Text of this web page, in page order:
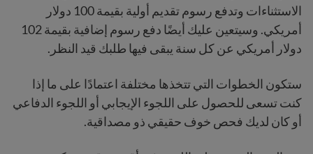
الاستثناءات وتدفع رسوم تقديم أولية بقيمة 100 دولار
أمريكي. وسيتعين عليك أيضًا دفع رسوم إضافية بقيمة 102
دولار أمريكي عن كل سنة يبقى فيها طلبك قيد النظر.
ستكون الخطوات التي تتخذها مختلفة اعتمادًا على ما إذا
كنت تسعى للحصول على اللجوء الإيجابي أو اللجوء الدفاعي
أو كان لديك فحص خوف حقيقي ذو مصداقية.